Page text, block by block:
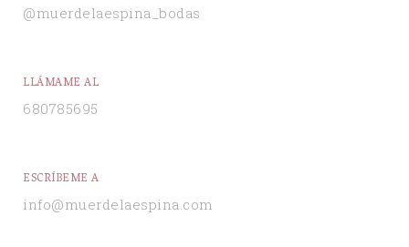
@muerdelaespina_bodas
LLÁMAME AL
680785695
ESCRÍBEME A
info@muerdelaespina.com